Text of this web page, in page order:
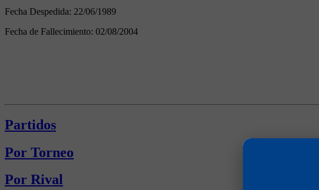
Fecha Despedida: 22/06/1989
Fecha de Fallecimiento: 02/08/2004
Partidos
Por Torneo
Por Rival